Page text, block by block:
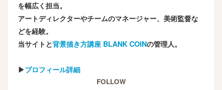
を幅広く担当。
アートディレクターやチームのマネージャー、美術監督な
どを経験。
当サイトと背景描き方講座 BLANK COINの管理人。
▶プロフィール詳細
FOLLOW